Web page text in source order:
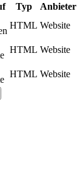
Typ
Anbieter
HTML Website
HTML Website
HTML Website